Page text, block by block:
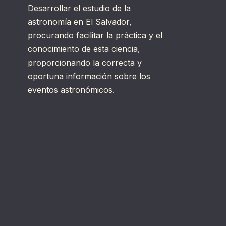
Desarrollar el estudio de la
astronomía en El Salvador,
procurando facilitar la práctica y el
conocimiento de esta ciencia,
proporcionando la correcta y
oportuna información sobre los
eventos astronómicos.